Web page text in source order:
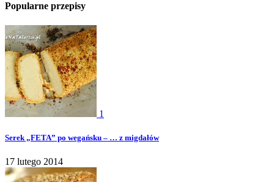
Popularne przepisy
1
Serek „FETA” po wegańsku – … z migdałów
17 lutego 2014